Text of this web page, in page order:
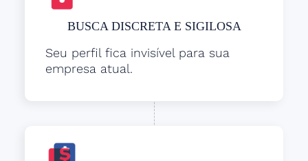
BUSCA DISCRETA E SIGILOSA
Seu perfil fica invisível para sua
empresa atual.